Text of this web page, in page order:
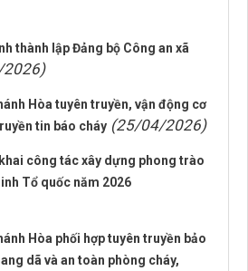
thành lập Đảng bộ Công an xã
Hòa tuyên truyền, vận động cơ
tin báo cháy (25/04/2026)
công tác xây dựng phong trào
Tổ quốc năm 2026
Hòa phối hợp tuyên truyền bảo
dã và an toàn phòng cháy,